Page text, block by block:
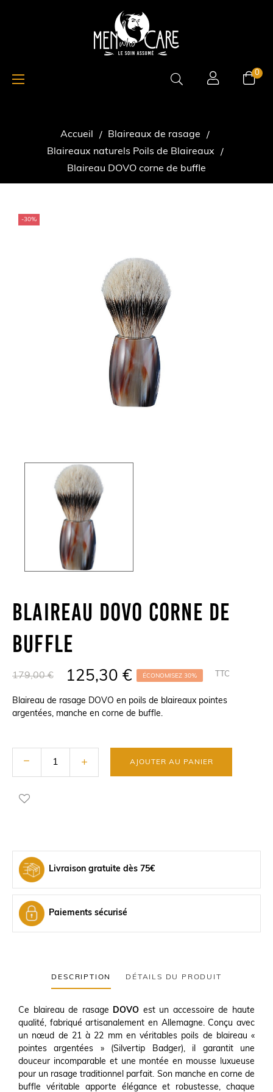
0
Basculer
la
☰
Accueil
Blaireaux de rasage
Blaireaux naturels Poils de Blaireaux
Blaireau DOVO corne de buffle
-30%
Blaireau DOVO Corne De
Buffle
179,00 € 125,30 € ÉCONOMISEZ 30% TTC
Blaireau de rasage DOVO en poils de blaireaux pointes
argentées, manche en corne de buffle.
AJOUTER AU PANIER
Livraison gratuite dès 75€
Paiements sécurisé
DESCRIPTION DÉTAILS DU PRODUIT
Ce blaireau de rasage DOVO est un accessoire de haute
qualité, fabriqué artisanalement en Allemagne. Conçu avec
un nœud de 21 à 22 mm en véritables poils de blaireau «
pointes argentées » (Silvertip Badger), il garantit une
douceur incomparable et une montée en mousse luxueuse
pour un rasage traditionnel parfait. Son manche en corne de
buffle véritable apporte élégance et robustesse, chaque